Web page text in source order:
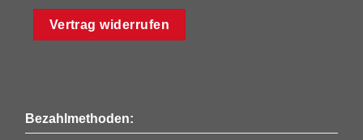
Vertrag widerrufen
Bezahlmethoden: